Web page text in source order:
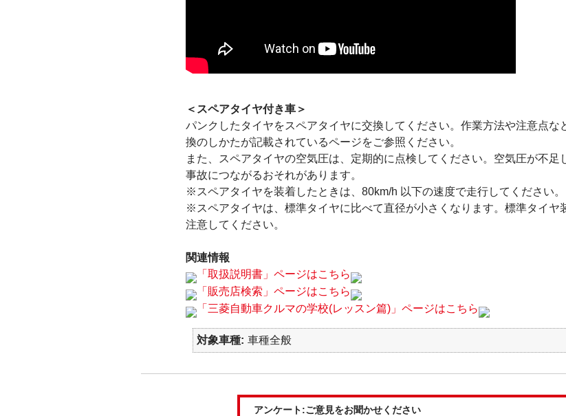
＜スペアタイヤ付き車＞
パンクしたタイヤをスペアタイヤに交換してください。作業方法や注意点な
換のしかたが記載されているページをご参照ください。
また、スペアタイヤの空気圧は、定期的に点検してください。空気圧が不
事故につながるおそれがあります。
※スペアタイヤを装着したときは、80km/h 以下の速度で走行してください。
※スペアタイヤは、標準タイヤに比べて直径が小さくなります。標準タイヤ
注意してください。
関連情報
「取扱説明書」ページはこちら
「販売店検索」ページはこちら
「三菱自動車クルマの学校(レッスン篇)」ページはこちら
対象車種 車種全般
アンケート:ご意見をお聞かせください